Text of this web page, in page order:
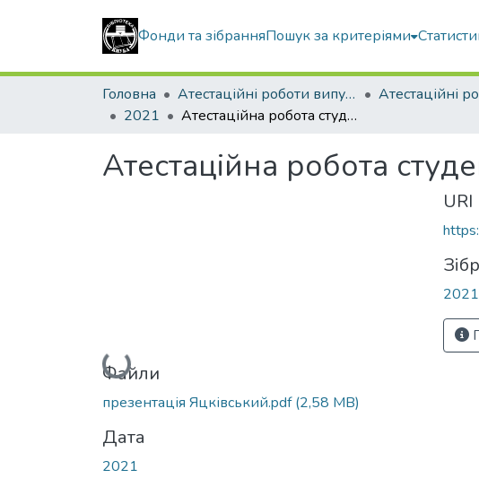
Фонди та зібранняПошук за критеріями
Головна Атестаційні роботи випускників
2021
Атестаційна робота студента Яцківського Ярослава Антоновича
Атестаційна робота
Вантажиться...
Файли
презентація Яцківський.pdf(2,58 MB)
Дата
2021
URI
2021